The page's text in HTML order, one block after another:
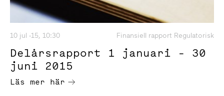
10 jul -15, 10:30 Finansiell rapport Regulatorisk
Delårsrapport 1 januari - 30
juni 2015
Läs mer här